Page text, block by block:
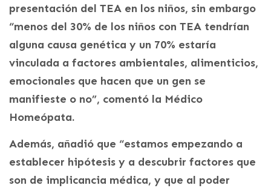
presentación del TEA en los niños, sin embargo
“menos del 30% de los niños con TEA tendrían
alguna causa genética y un 70% estaría
vinculada a factores ambientales, alimenticios,
emocionales que hacen que un gen se
manifieste o no”, comentó la Médico
Homeópata.
Además, añadió que “estamos empezando a
establecer hipótesis y a descubrir factores que
son de implicancia médica, y que al poder